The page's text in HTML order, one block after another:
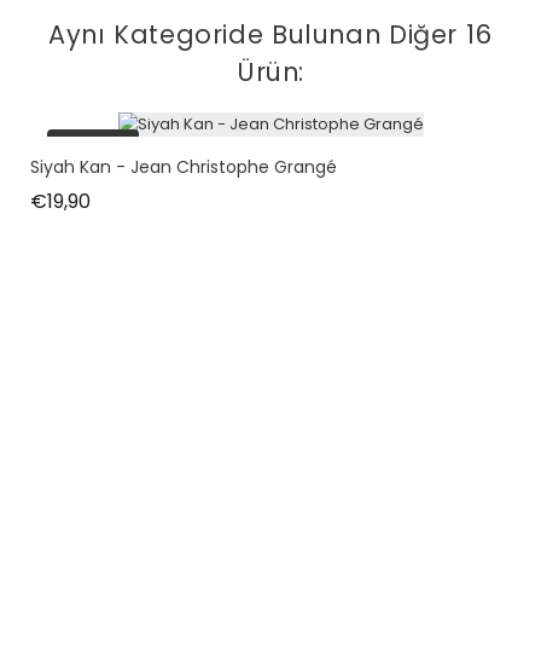
Aynı Kategoride Bulunan Diğer 16
Ürün:
tükendi
Siyah Kan - Jean Christophe Grangé
€19,90Fiyat